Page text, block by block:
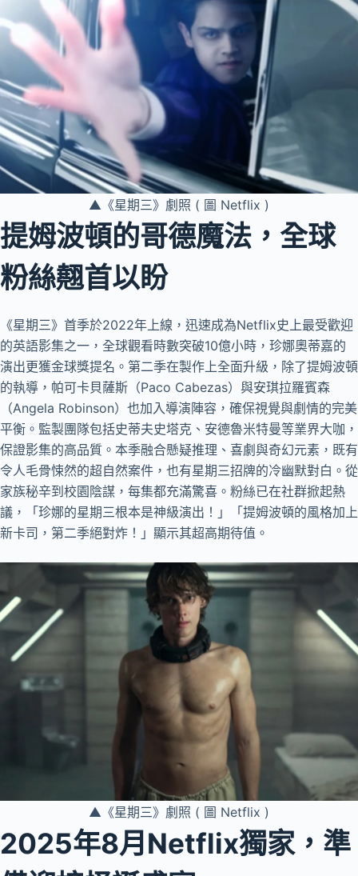
▲《星期三》劇照 ( 圖 Netflix )
提姆波頓的哥德魔法，全球
粉絲翹首以盼
《星期三》首季於2022年上線，迅速成為Netflix史上最受歡迎
的英語影集之一，全球觀看時數突破10億小時，珍娜奧蒂嘉的
演出更獲金球獎提名。第二季在製作上全面升級，除了提姆波頓
的執導，帕可卡貝薩斯（Paco Cabezas）與安琪拉羅賓森
（Angela Robinson）也加入導演陣容，確保視覺與劇情的完美
平衡。監製團隊包括史蒂夫史塔克、安德魯米特曼等業界大咖，
保證影集的高品質。本季融合懸疑推理、喜劇與奇幻元素，既有
令人毛骨悚然的超自然案件，也有星期三招牌的冷幽默對白。從
家族秘辛到校園陰謀，每集都充滿驚喜。粉絲已在社群掀起熱
議，「珍娜的星期三根本是神級演出！」「提姆波頓的風格加上
新卡司，第二季絕對炸！」顯示其超高期待值。
▲《星期三》劇照 ( 圖 Netflix )
2025年8月Netflix獨家，準